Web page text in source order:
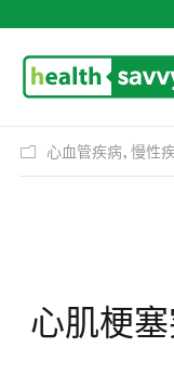
心血管疾病, 慢性
心肌梗